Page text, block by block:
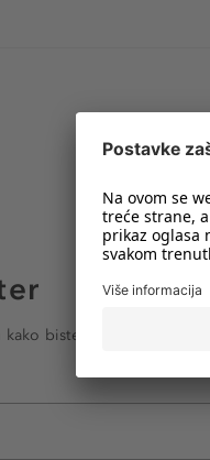
kako biste e-mailom